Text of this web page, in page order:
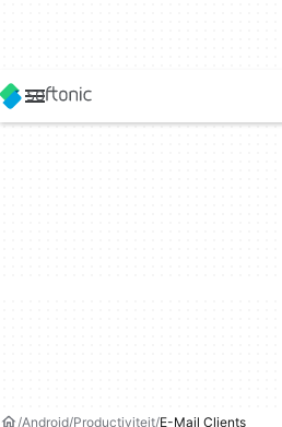
Android Productiviteit E-Mail Clients